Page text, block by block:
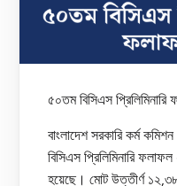
৫০তম বিসিএস
বাংলাদেশ সরকারি কর্ম
বিসিএস প্রিলিমিনারি
হয়েছে। মোট উত্তীর্ণ